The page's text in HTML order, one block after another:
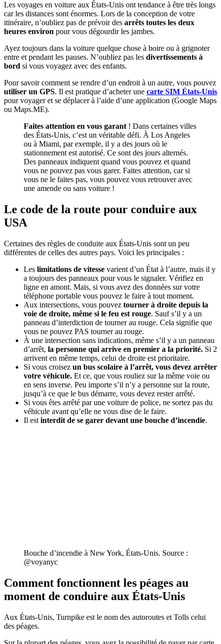
Les voyages en voiture aux États-Unis ont tendance à être très longs
car les distances sont énormes. Lors de la conception de votre
itinéraire, n’oubliez pas de prévoir des arrêts toutes les deux
heures environ pour vous dégourdir les jambes.
Ayez toujours dans la voiture quelque chose à boire ou à grignoter
entre et pendant les pauses. N’oubliez pas les divertissements à
bord si vous voyagez avec des enfants.
Pour savoir comment se rendre d’un endroit à un autre, vous pouvez
utiliser un GPS. Il est pratique d’acheter une carte SIM États-Unis
pour voyager et se déplacer à l’aide d’une application (Google Maps
ou Maps.ME).
Faites attention en vous garant ! Dans certaines villes
des États-Unis, c’est un véritable défi. À Los Angeles
ou à Miami, par exemple, il y a des jours où le
stationnement est autorisé. Ce sont des jours alternés.
Des panneaux indiquent quand vous pouvez et quand
vous ne pouvez pas vous garer. Faites attention, car si
vous ne le faites pas, vous pouvez vous retrouver avec
une amende ou sans voiture !
Le code de la route pour conduire aux
USA
Certaines des règles de conduite aux États-Unis sont un peu
différentes de celles des autres pays. Voici les principales :
Les limitations de vitesse varient d’un État à l’autre, mais il y
a toujours des panneaux pour vous le signaler. Vérifiez en
ligne en amont. Mais, si vous avez des données sur votre
téléphone portable vous pouvez le faire à tout moment.
Aux intersections, vous pouvez tourner à droite depuis la
voie de droite, même si le feu est rouge. Sauf s’il y a un
panneau d’interdiction de tourner au rouge. Cela signifie que
vous ne pouvez PAS tourner au rouge.
À une intersection sans indications, même s’il y a un panneau
d’arrêt, la personne qui arrive en premier a la priorité. Si 2
arrivent en même temps, celui de droite est prioritaire.
Si vous croisez un bus scolaire à l’arrêt, vous devez arrêter
votre véhicule. Et ce, que vous rouliez sur la même voie ou
en sens inverse. Peu importe s’il n’y a personne sur la route,
jusqu’à ce que le bus démarre, vous devez rester arrêté.
Si vous êtes arrêté par une voiture de police, ne sortez pas du
véhicule avant qu’elle ne vous dise de le faire.
Il est interdit de se garer devant une bouche d’incendie.
Bouche d’incendie à New York, États-Unis. Source :
@voyanyc
Comment fonctionnent les péages au
moment de conduire aux États-Unis
Aux États-Unis, Turnpike est le nom des autoroutes et Tolls celui
des péages.